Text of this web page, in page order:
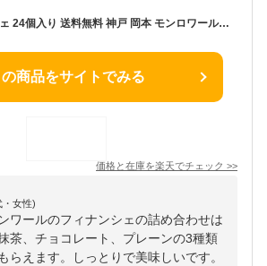
神戸プチフィナンシェ 24個入り 送料無料 神戸 岡本 モンロワール 神戸土産 スイーツ 洋菓子 焼き菓子 お中元 初盆 個包装 通販 プレゼント 焼菓子 人気 ランキング 美味しい しっとり フィナンシェ おしゃれ 常温 賞味期限 帰省土産 お歳暮 ホワイトデーお返し ギフト
の商品をサイトでみる
価格と在庫を楽天でチェック >>
・女性)
ワールのフィナンシェの詰め合わせは
茶、チョコレート、プレーンの3種類
らえます。しっとりで美味しいです。